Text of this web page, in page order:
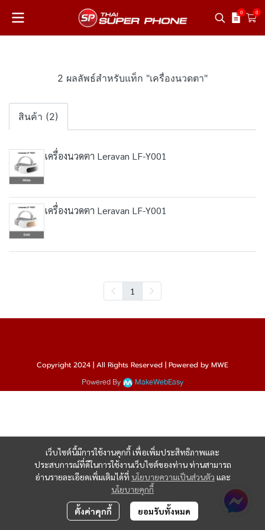
0 0
2 ผลลัพธ์สำหรับแท็ก "เครื่องนวดตา"
สินค้า (2)
เครื่องนวดตา Leravan LF-Y001
เครื่องนวดตา Leravan LF-Y001
1
เว็บไซต์นี้มีการใช้งานคุกกี้ เพื่อเพิ่มประสิทธิภาพและ
ประสบการณ์ที่ดีในการใช้งานเว็บไซต์ของท่าน ท่านสามารถ
อ่านรายละเอียดเพิ่มเติมได้ที่ นโยบายความเป็นส่วนตัว และ
นโยบายคุกกี้
ตั้งค่าคุกกี้ ยอมรับทั้งหมด
Copyright 2024 | All Rights Reserved | Powered by MWE
Powered By MakeWebEasy